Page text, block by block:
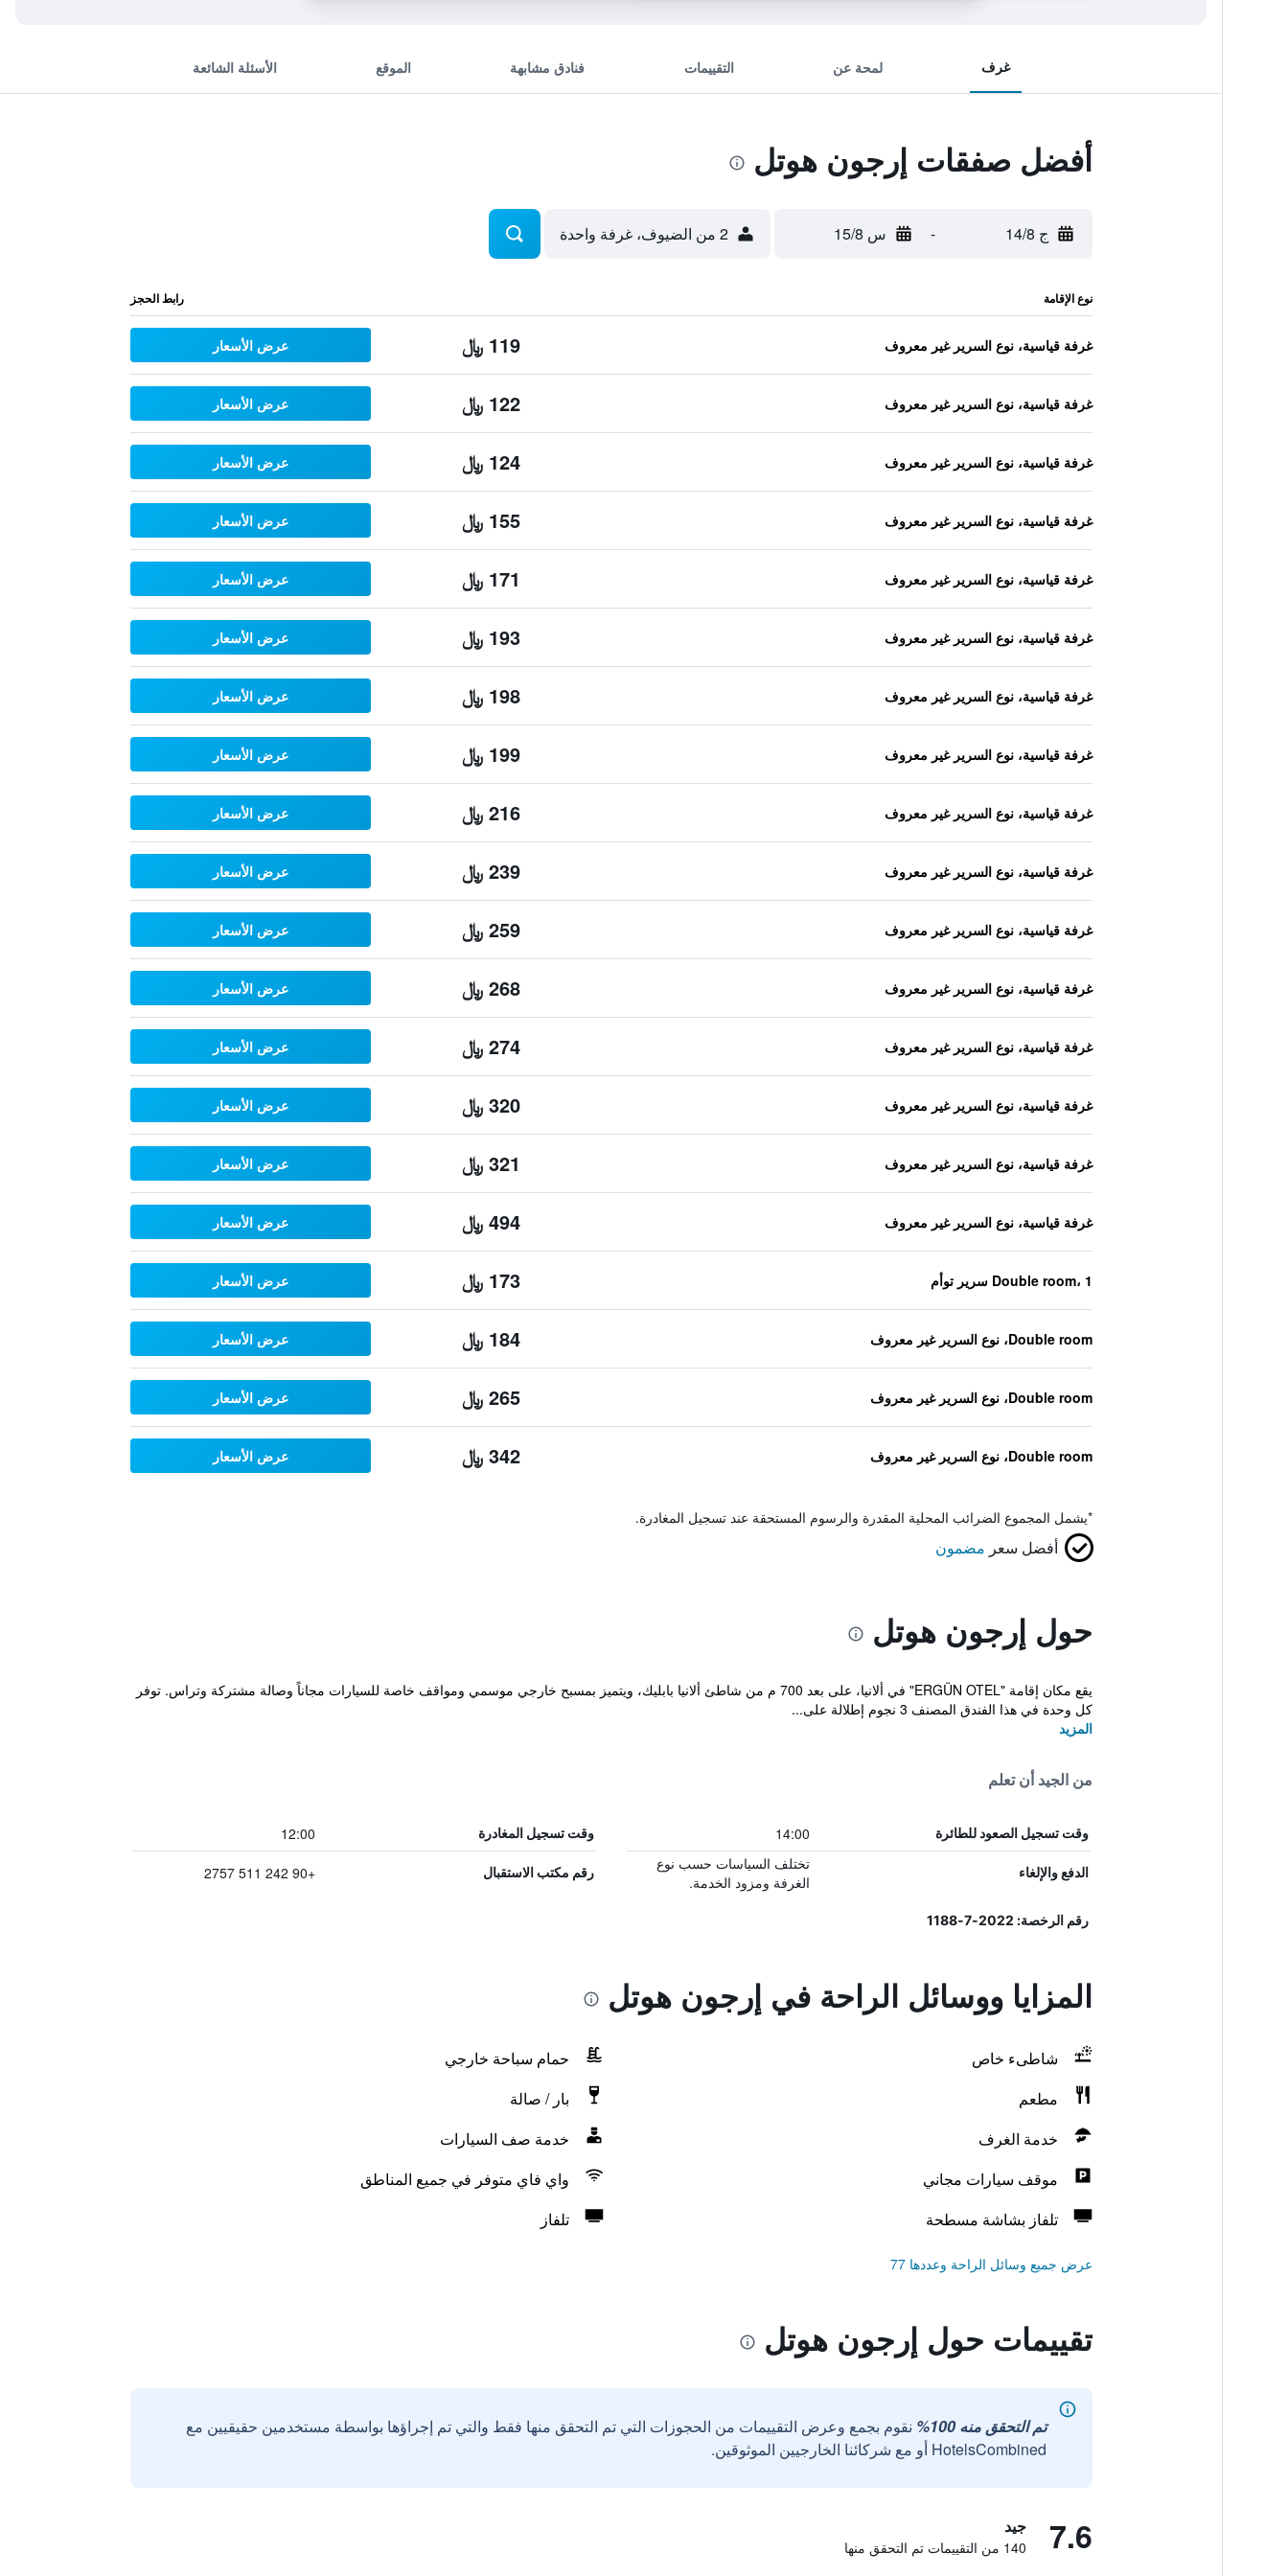
غرف لمحة عن التقييمات فنادق مشابهة الموقع الأسئلة الشائعة
أفضل صفقات إرجون هوتل
ج 14/8 - س 15/8 2 من الضيوف، غرفة واحدة
نوع الإقامة رابط الحجز
غرفة قياسية، نوع السرير غير معروف 119 ﷼ عرض الأسعار
غرفة قياسية، نوع السرير غير معروف 122 ﷼ عرض الأسعار
غرفة قياسية، نوع السرير غير معروف 124 ﷼ عرض الأسعار
غرفة قياسية، نوع السرير غير معروف 155 ﷼ عرض الأسعار
غرفة قياسية، نوع السرير غير معروف 171 ﷼ عرض الأسعار
غرفة قياسية، نوع السرير غير معروف 193 ﷼ عرض الأسعار
غرفة قياسية، نوع السرير غير معروف 198 ﷼ عرض الأسعار
غرفة قياسية، نوع السرير غير معروف 199 ﷼ عرض الأسعار
غرفة قياسية، نوع السرير غير معروف 216 ﷼ عرض الأسعار
غرفة قياسية، نوع السرير غير معروف 239 ﷼ عرض الأسعار
غرفة قياسية، نوع السرير غير معروف 259 ﷼ عرض الأسعار
غرفة قياسية، نوع السرير غير معروف 268 ﷼ عرض الأسعار
غرفة قياسية، نوع السرير غير معروف 274 ﷼ عرض الأسعار
غرفة قياسية، نوع السرير غير معروف 320 ﷼ عرض الأسعار
غرفة قياسية، نوع السرير غير معروف 321 ﷼ عرض الأسعار
غرفة قياسية، نوع السرير غير معروف 494 ﷼ عرض الأسعار
Double room، 1 سرير توأم 173 ﷼ عرض الأسعار
Double room، نوع السرير غير معروف 184 ﷼ عرض الأسعار
Double room، نوع السرير غير معروف 265 ﷼ عرض الأسعار
Double room، نوع السرير غير معروف 342 ﷼ عرض الأسعار
*يشمل المجموع الضرائب المحلية المقدرة والرسوم المستحقة عند تسجيل المغادرة.
أفضل سعر مضمون
حول إرجون هوتل
يقع مكان إقامة "ERGÜN OTEL" في ألانيا، على بعد 700 م من شاطئ ألانيا بابليك، ويتميز بمسبح خارجي موسمي ومواقف خاصة للسيارات مجاناً وصالة مشتركة وتراس. توفر
كل وحدة في هذا الفندق المصنف 3 نجوم إطلالة على...
المزيد
من الجيد أن تعلم
وقت تسجيل الصعود للطائرة 14:00 وقت تسجيل المغادرة 12:00
الدفع والإلغاء
تختلف السياسات حسب نوع
الغرفة ومزود الخدمة.
رقم مكتب الاستقبال +90 242 511 2757
رقم الرخصة: 2022-7-1188
المزايا ووسائل الراحة في إرجون هوتل
شاطىء خاص
حمام سباحة خارجي
مطعم
بار / صالة
خدمة الغرف
خدمة صف السيارات
موقف سيارات مجاني
واي فاي متوفر في جميع المناطق
تلفاز بشاشة مسطحة
تلفاز
عرض جميع وسائل الراحة وعددها 77
تقييمات حول إرجون هوتل
تم التحقق منه 100%
نقوم بجمع وعرض التقييمات من الحجوزات التي تم التحقق منها فقط والتي تم إجراؤها بواسطة مستخدمين حقيقيين مع
HotelsCombined أو مع شركائنا الخارجيين الموثوقين.
7.6 جيد
140 من التقييمات تم التحقق منها